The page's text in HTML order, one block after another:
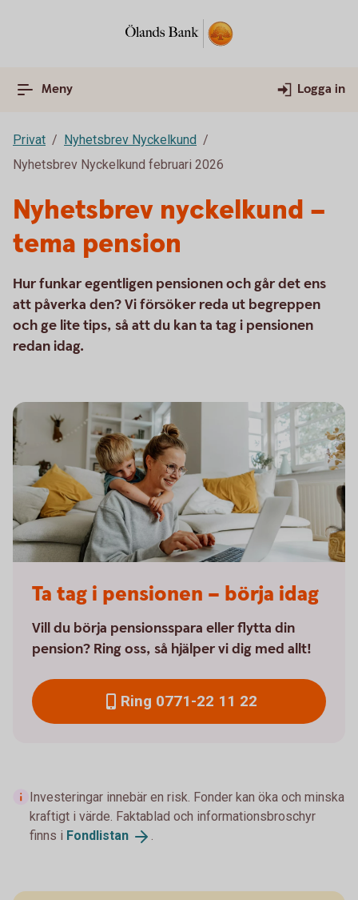
Meny Logga in
Privat
Nyhetsbrev Nyckelkund
Nyhetsbrev Nyckelkund februari 2026
Nyhetsbrev nyckelkund –
tema pension
Hur funkar egentligen pensionen och går det ens
att påverka den? Vi försöker reda ut begreppen
och ge lite tips, så att du kan ta tag i pensionen
redan idag.
Ta tag i pensionen – börja idag
Vill du börja pensionsspara eller flytta din
pension? Ring oss, så hjälper vi dig med allt!
Ring 0771-22 11 22
Investeringar innebär en risk. Fonder kan öka och minska
kraftigt i värde. Faktablad och informationsbroschyr
finns i Fondlistan .